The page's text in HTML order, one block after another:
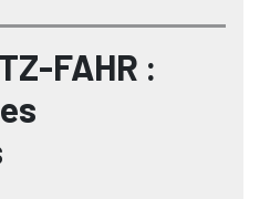
FAHR :